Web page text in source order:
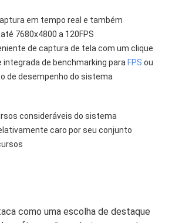
em tempo real e também
7680x4800 a 120FPS
de captura de tela com um clique
integrada de benchmarking para FPS ou
de desempenho do sistema
consideráveis ​​do sistema
caro por seu conjunto
como uma escolha de destaque